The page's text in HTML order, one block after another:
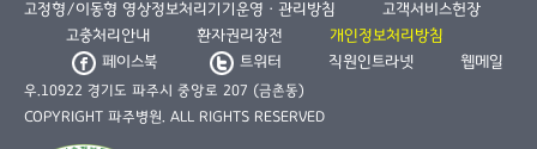
고정형/이동형 영상정보처리기기운영ㆍ관리방침
고객서비스헌장
고충처리안내
환자권리장전
개인정보처리방침
페이스북
트위터 직원인트라넷 웹메일
우.10922 경기도 파주시 중앙로 207 (금촌동)
COPYRIGHT 파주병원. ALL RIGHTS RESERVED